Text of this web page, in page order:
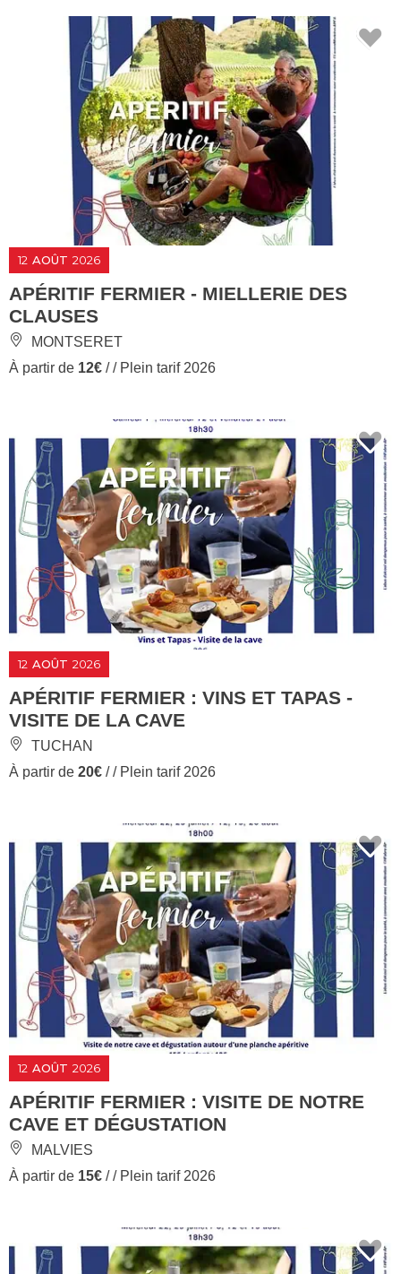
12 AOÛT 2026
APÉRITIF FERMIER - MIELLERIE DES
CLAUSES
MONTSERET
À partir de 12€ / / Plein tarif 2026
12 AOÛT 2026
APÉRITIF FERMIER : VINS ET TAPAS -
VISITE DE LA CAVE
TUCHAN
À partir de 20€ / / Plein tarif 2026
12 AOÛT 2026
APÉRITIF FERMIER : VISITE DE NOTRE
CAVE ET DÉGUSTATION
MALVIES
À partir de 15€ / / Plein tarif 2026